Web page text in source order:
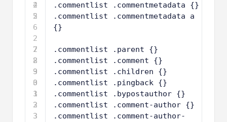
4
2
5
2
6
2
7
2
8
2
9
3
0
3
1
3
2
3
3
3
.commentlist .commentmetadata {}
.commentlist .commentmetadata a
{}
.commentlist .parent {}
.commentlist .comment {}
.commentlist .children {}
.commentlist .pingback {}
.commentlist .bypostauthor {}
.commentlist .comment-author {}
.commentlist .comment-author-